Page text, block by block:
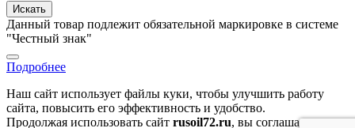
Искать
Данный товар подлежит обязательной маркировке в системе
"Честный знак"
Подробнее
Наш сайт использует файлы куки, чтобы улучшить работу
сайта, повысить его эффективность и удобство.
Продолжая использовать сайт rusoil72.ru, вы соглашаетесь на